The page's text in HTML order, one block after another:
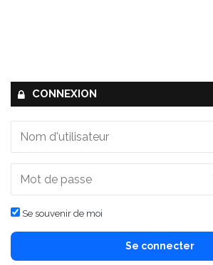
CONNEXION
Se souvenir de moi
Se connecter